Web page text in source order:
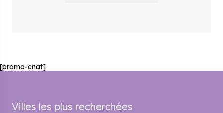
[promo-cnat]
Villes les plus recherchées